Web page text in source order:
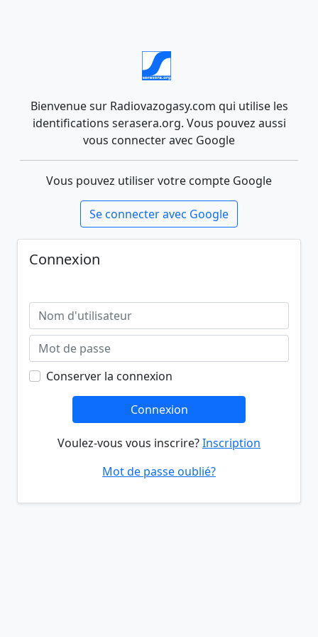
Bienvenue sur Radiovazogasy.com qui utilise les
identifications serasera.org. Vous pouvez aussi
vous connecter avec Google
Vous pouvez utiliser votre compte Google
Se connecter avec Google
Connexion
Conserver la connexion
Connexion
Voulez-vous vous inscrire?Inscription
Mot de passe oublié?